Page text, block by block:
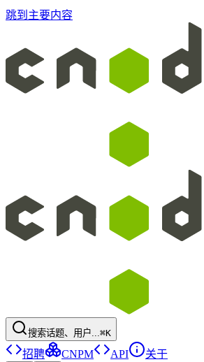
跳到主要内容
搜索话题、用户...⌘K
招聘 CNPM API
关于